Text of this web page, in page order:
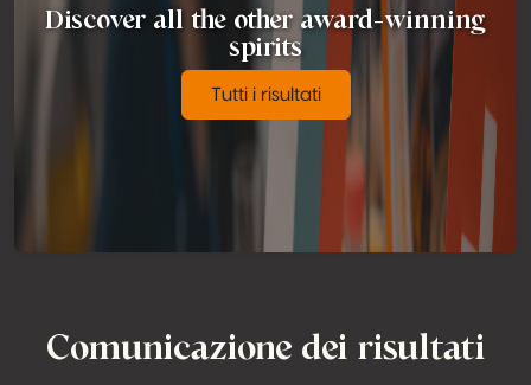
Discover all the other award-winning
spirits
Tutti i risultati
Comunicazione dei risultati